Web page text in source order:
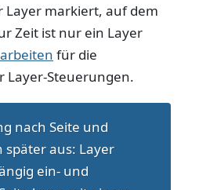
Layer markiert, auf dem
Zeit ist nur ein Layer
für die
Layer-Steuerungen.
nach Seite und
später aus: Layer
ein- und